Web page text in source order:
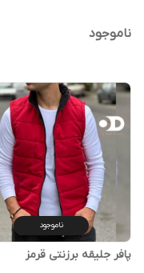
ناموجود
ناموجود
پافر جلیقه برزنتی قرمز